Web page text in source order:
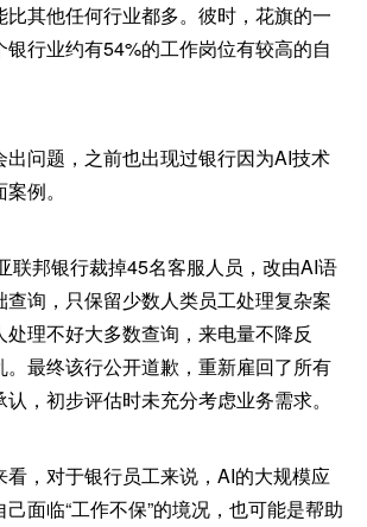
其他任何行业都多。彼时，花旗的一
行业约有54%的工作岗位有较高的自
出问题，之前也出现过银行因为AI技术
例。
联邦银行裁掉45名客服人员，改由AI语
询，只保留少数人类员工处理复杂案
理不好大多数查询，来电量不降反
。最终该行公开道歉，重新雇回了所有
，初步评估时未充分考虑业务需求。
看，对于银行员工来说，AI的大规模应
面临“工作不保”的境况，也可能是帮助